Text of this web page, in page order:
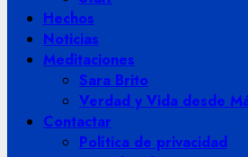
Hechos
Noticias
Meditaciones
Sara Brito
Verdad y Vida desde
Contactar
Política de privacidad